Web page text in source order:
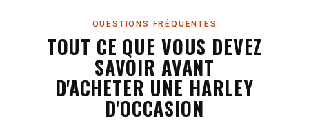
QUESTIONS FRÉQUENTES
TOUT CE QUE VOUS DEVEZ
SAVOIR AVANT
D'ACHETER UNE HARLEY
D'OCCASION